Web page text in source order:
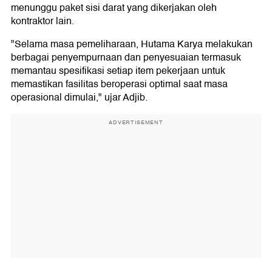
menunggu paket sisi darat yang dikerjakan oleh
kontraktor lain.
"Selama masa pemeliharaan, Hutama Karya melakukan
berbagai penyempurnaan dan penyesuaian termasuk
memantau spesifikasi setiap item pekerjaan untuk
memastikan fasilitas beroperasi optimal saat masa
operasional dimulai," ujar Adjib.
ADVERTISEMENT